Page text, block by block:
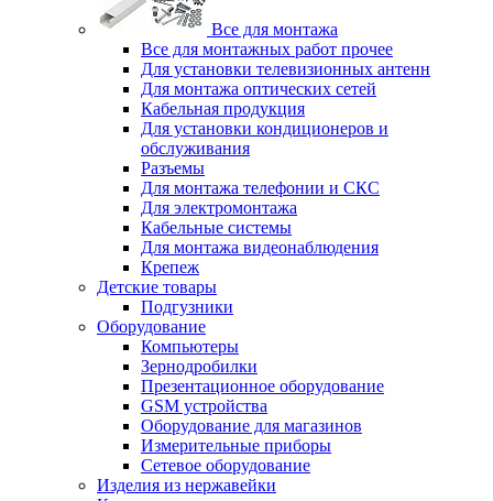
Все для монтажа
Все для монтажных работ прочее
Для установки телевизионных антенн
Для монтажа оптических сетей
Кабельная продукция
Для установки кондиционеров и
обслуживания
Разъемы
Для монтажа телефонии и СКС
Для электромонтажа
Кабельные системы
Для монтажа видеонаблюдения
Крепеж
Детские товары
Подгузники
Оборудование
Компьютеры
Зернодробилки
Презентационное оборудование
GSM устройства
Оборудование для магазинов
Измерительные приборы
Сетевое оборудование
Изделия из нержавейки